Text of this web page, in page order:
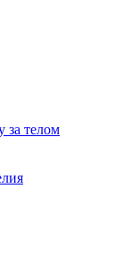
за телом